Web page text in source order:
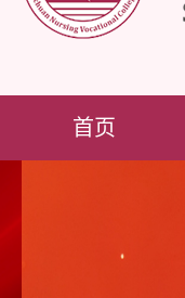
首页